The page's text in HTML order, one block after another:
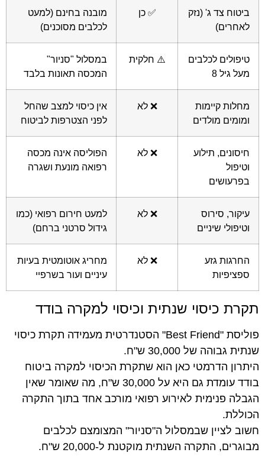
ביטוח צד ג' (נזק
לאחרים)
✅ כן
מובנה בחינם (למעט
לכלבים מסוכנים)
טיפולים לכלבים
מעל גיל 8
⚠️ חלקית
במסלול "סניור"
המכסה תאונות בלבד
מחלות קיימות
ומומים מולדים
❌ לא
אין כיסוי למצב שהחל
לפני הצטרפות לביטוח
חיסונים, תילוע
וטיפול
בפרעושים
❌ לא
הפוליסה אינה מכסה
רפואה מונעת ושגרה
עיקור, סירוס
וטיפולי שיניים
❌ לא
למעט חירום רפואי (כמו
גידול סרטני ברחם)
החרגות גזע
ספציפיות
❌ לא
מחריג אוטומטית בעיות
עיניים ועור בשרפיי
תקרת כיסוי שנתית וכיסוי למקרה בודד
פוליסת "Best Friend" הסטנדרטית מעמידה תקרת כיסוי
שנתית גבוהה של 30,000 ש"ח.
היתרון הדרמטי כאן הוא שתקרת הכיסוי למקרה ביטוח
בודד עומדת גם היא על 30,000 ש"ח, מה שאומר שאין
הגבלה פנימית לאירוע רפואי מורכב אחד בתוך התקרה
הכוללת.
חשוב לציין שבמסלול ה"סניור" המצומצם לכלבים
מבוגרים, התקרה השנתית מוקטנת ל-20,000 ש"ח.